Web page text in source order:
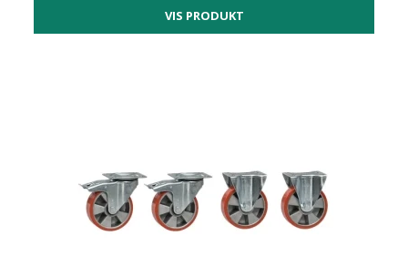
VIS PRODUKT